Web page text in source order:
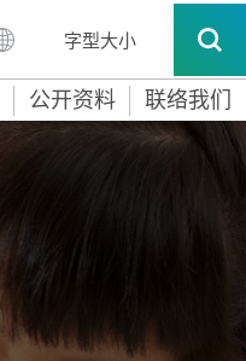
字型大小
公开资料 联络我们